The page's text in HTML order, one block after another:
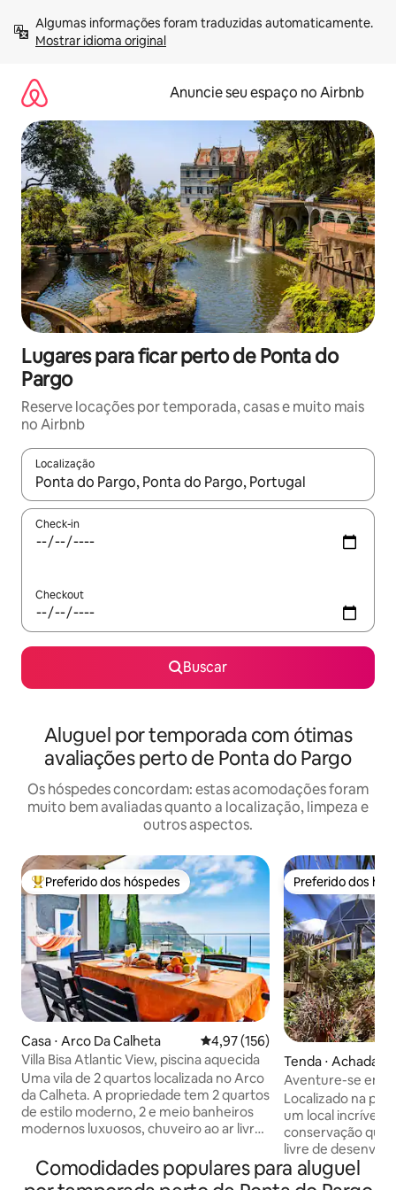
para
Mostrar idioma original
Anuncie seu espaço no Airbnb
Lugares para ficar perto de Ponta do
Pargo
Reserve locações por temporada, casas e muito mais
no Airbnb
Localização
Quando os resultados estiverem disponíveis, explore-os
Check-in
Checkout
Buscar
Aluguel por temporada com ótimas
avaliações perto de Ponta do Pargo
Os hóspedes concordam: estas acomodações foram
muito bem avaliadas quanto a localização, limpeza e
outros aspectos.
Entre os melhores preferidos dos hóspedes
Preferido dos hóspedes
Casa ⋅ Arco Da Calheta 4,97 de uma avaliação média de
4,97 (156)
Villa Bisa Atlantic View, piscina aquecida
Uma vila de 2 quartos localizada no Arco
da Calheta. A propriedade tem 2 quartos
de estilo moderno, 2 e meio banheiros
modernos luxuosos, chuveiro ao ar livre,
etc... A propriedade acaba de ser
renovada, moderna decorada com
Preferido dos
Preferido dos
Tenda ⋅ Achadas
Aventure-se em
diferente
Localizado na
um local incrível
conservação que
livre de
Com vistas
para o mar (as
Comodidades populares para aluguel